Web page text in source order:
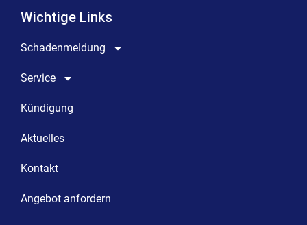
Wichtige Links
Schadenmeldung
Service
Kündigung
Aktuelles
Kontakt
Angebot anfordern